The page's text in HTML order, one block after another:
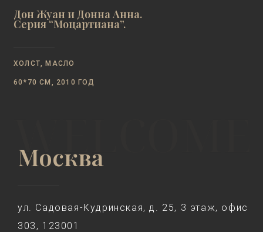
Дон Жуан и Донна Анна.
Серия “Моцартиана”.
ХОЛСТ, МАСЛО
60*70 СМ, 2010 ГОД
Москва
ул. Садовая-Кудринская, д. 25, 3 этаж, офис
303, 123001